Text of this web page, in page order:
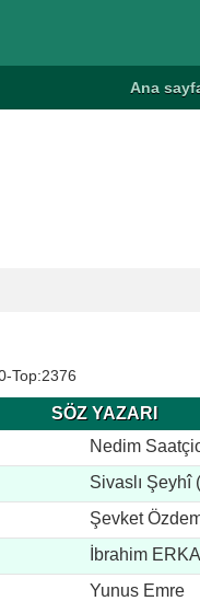
Ana
Top:2376
SÖZ YAZARI
Nedim
Sivaslı Şeyhî
Şevket
İbrahim
Yunus Emre